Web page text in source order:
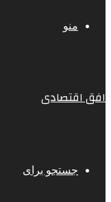
منو
افق اقتصادی
جستجو برای